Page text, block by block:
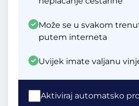
Može se u svakom
putem interneta
Uvijek imate valjanu
Aktiviraj automatsko